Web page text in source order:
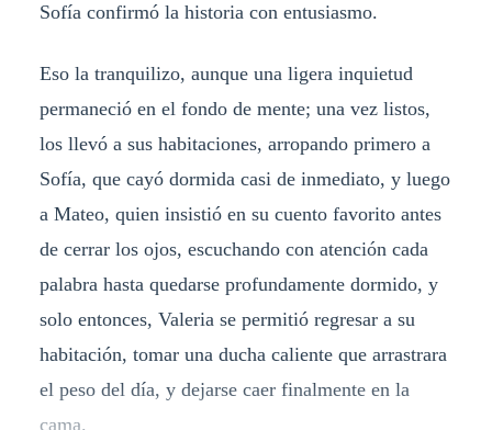
Sofía confirmó la historia con entusiasmo.
Eso la tranquilizo, aunque una ligera inquietud
permaneció en el fondo de mente; una vez listos,
los llevó a sus habitaciones, arropando primero a
Sofía, que cayó dormida casi de inmediato, y luego
a Mateo, quien insistió en su cuento favorito antes
de cerrar los ojos, escuchando con atención cada
palabra hasta quedarse profundamente dormido, y
solo entonces, Valeria se permitió regresar a su
habitación, tomar una ducha caliente que arrastrara
el peso del día, y dejarse caer finalmente en la
cama.